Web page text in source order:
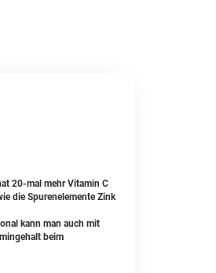
20-mal mehr Vitamin C
die Spurenelemente Zink
kann man auch mit
beim